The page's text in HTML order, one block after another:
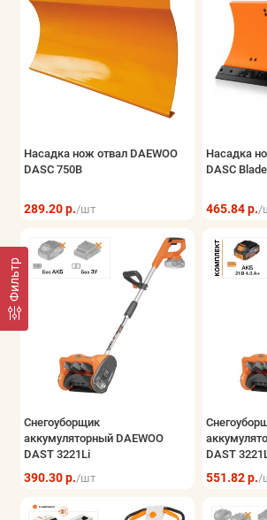
Фильтр
Насадка нож отвал DAEWOO
DASC 750B
289.20 р./шт
Насадка
DASC
465.84 р./
Снегоуборщик
аккумуляторный DAEWOO
DAST 3221Li
390.30 р./шт
DAST
551.82 р./